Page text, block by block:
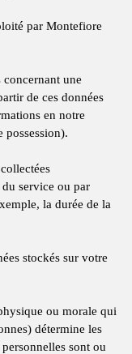
par Montefiore
concernant une
de ces données
en notre
possession).
service ou par
la durée de la
stockés sur votre
ou morale qui
détermine les
sont ou